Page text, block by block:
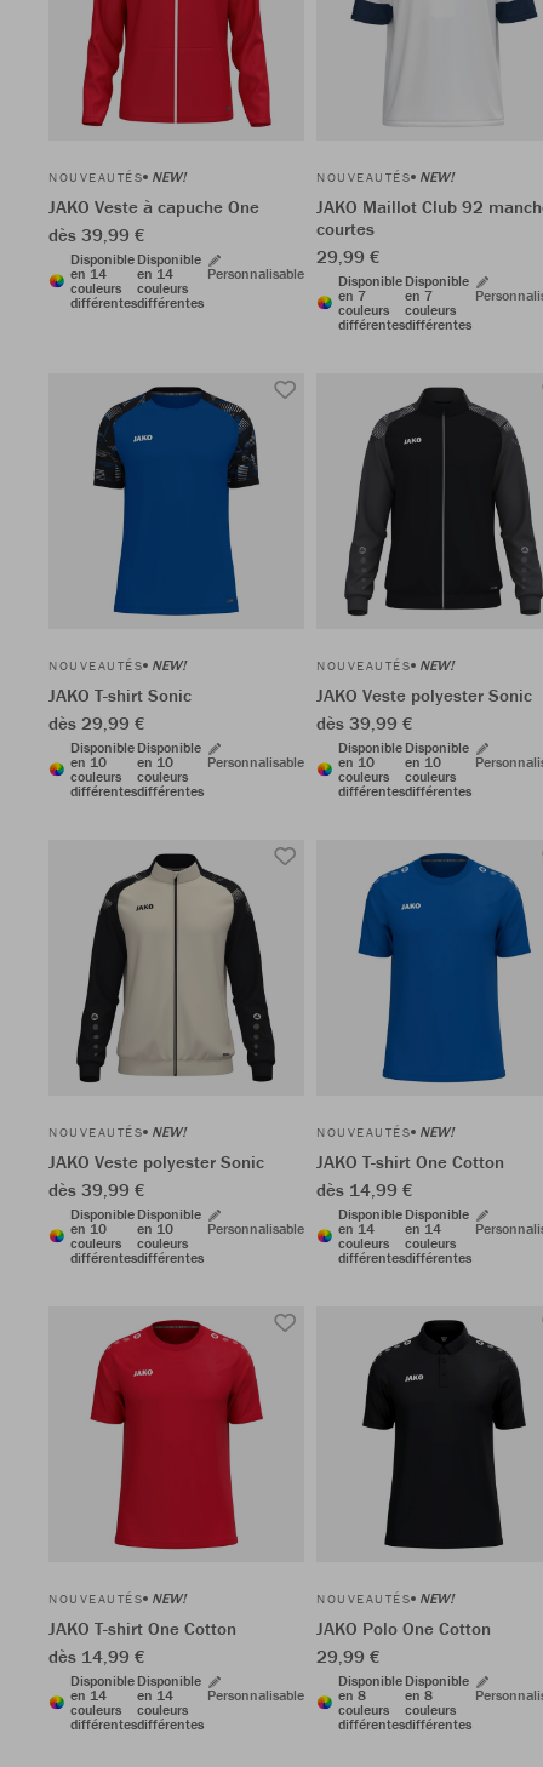
NOUVEAUTÉS NEW!
JAKO Veste à capuche One
dès 39,99 €
Disponible
en 14
couleurs
différentes
Disponible
en 14
couleurs
différentes
Personnalisable
NOUVEAUTÉS NEW!
JAKO Maillot Club 92
courtes
29,99 €
Disponible
en 7
couleurs
différentes
Disponible
en 7
couleurs
différentes
NOUVEAUTÉS NEW!
JAKO T-shirt Sonic
dès 29,99 €
Disponible
en 10
couleurs
différentes
Disponible
en 10
couleurs
différentes
Personnalisable
NOUVEAUTÉS NEW!
JAKO Veste polyester Sonic
dès 39,99 €
Disponible
en 10
couleurs
différentes
Disponible
en 10
couleurs
différentes
NOUVEAUTÉS NEW!
JAKO Veste polyester Sonic
dès 39,99 €
Disponible
en 10
couleurs
différentes
Disponible
en 10
couleurs
différentes
Personnalisable
NOUVEAUTÉS NEW!
JAKO T-shirt One Cotton
dès 14,99 €
Disponible
en 14
couleurs
différentes
Disponible
en 14
couleurs
différentes
NOUVEAUTÉS NEW!
JAKO T-shirt One Cotton
dès 14,99 €
Disponible
en 14
couleurs
différentes
Disponible
en 14
couleurs
différentes
Personnalisable
NOUVEAUTÉS NEW!
JAKO Polo One Cotton
29,99 €
Disponible
en 8
couleurs
différentes
Disponible
en 8
couleurs
différentes